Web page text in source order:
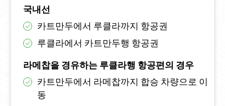
국내선
카트만두에서 루클라까지 항공권
루클라에서 카트만두행 항공권
라메찹을 경유하는 루클라행 항공편의 경우
카트만두에서 라메찹까지 합승 차량으로 이
동